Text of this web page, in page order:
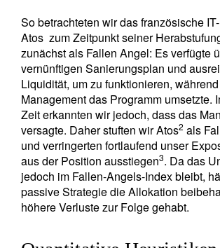
So betrachteten wir das französische
Atos zum Zeitpunkt seiner
zunächst als Fallen Angel: Es verfügte
vernünftigen Sanierungsplan und
Liquidität, um zu funktionieren,
Management das Programm umsetzte.
Zeit erkannten wir jedoch, dass das
versagte. Daher stuften wir Atos2 als
und verringerten fortlaufend unser
aus der Position ausstiegen3. Da das
jedoch im Fallen-Angels-Index bleibt,
passive Strategie die Allokation
höhere Verluste zur Folge gehabt.